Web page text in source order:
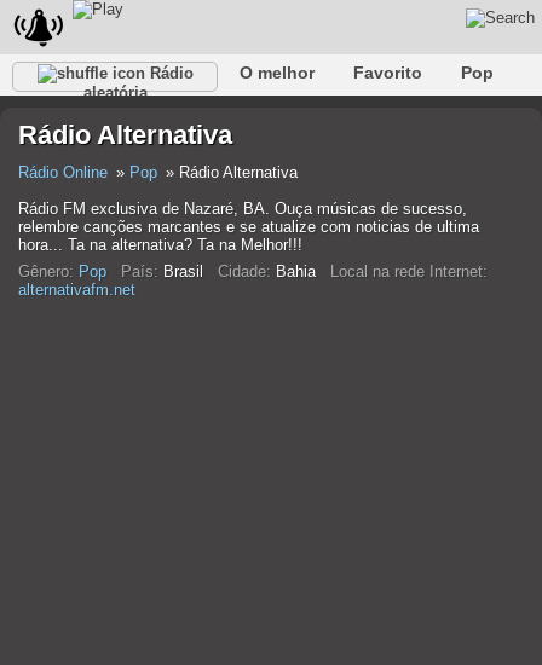
Rádio
aleatória
O melhor Favorito
Pop
Rap
Falk Jazz
Rádio Alternativa
Rádio Online Pop
Rádio Alternativa
Rádio FM exclusiva de Nazaré, BA. Ouça músicas de sucesso,
relembre canções marcantes e se atualize com noticias de ultima
hora... Ta na alternativa? Ta na Melhor!!!
Gênero: Pop País: Brasil Cidade: Bahia
Local na rede Internet:
alternativafm.net